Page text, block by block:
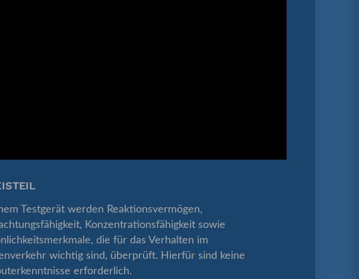
Testgerät werden Reaktionsvermögen,
Konzentrationsfähigkeit sowie
die für das Verhalten im
wichtig sind, überprüft. Hierfür sind keine
erforderlich.